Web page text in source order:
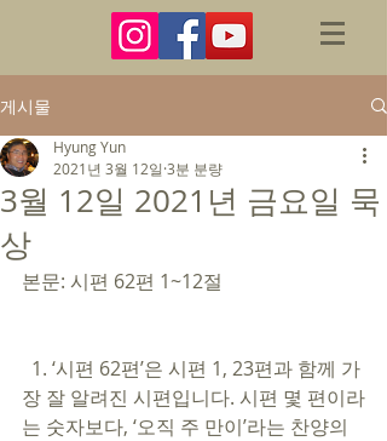
게시물
3월 12일 2021년 금요일 묵
상
Hyung Yun
2021년 3월 12일 3분 분량
본문: 시편 62편 1~12절
장 잘 알려진 시편입니다. 시편 몇 편이라
는 숫자보다, ‘오직 주 만이’라는 찬양의